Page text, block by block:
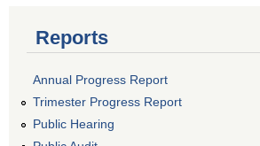
Reports
Annual Progress Report
Trimester Progress Report
Public Hearing